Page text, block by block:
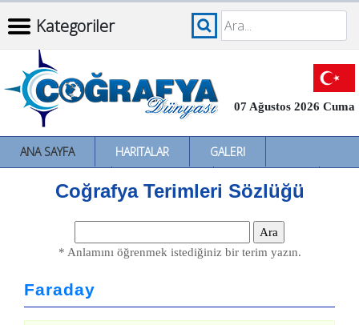
Kategoriler
07 Ağustos 2026 Cuma
ANA SAYFA HARITALAR
GALERI
İNCELEMELER
SÖZLÜKLER İL İL TÜRKIYE
Coğrafya Terimleri Sözlüğü
* Anlamını öğrenmek istediğiniz bir terim yazın.
Faraday